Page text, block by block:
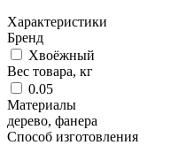
Характеристики
Бренд
Хвоёжный
Вес товара, кг
0.05
Материалы
дерево, фанера
Способ изготовления